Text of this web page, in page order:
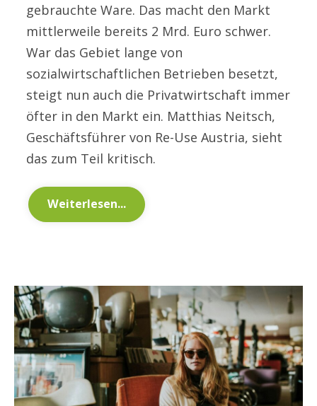
gebrauchte Ware. Das macht den Markt
mittlerweile bereits 2 Mrd. Euro schwer.
War das Gebiet lange von
sozialwirtschaftlichen Betrieben besetzt,
steigt nun auch die Privatwirtschaft immer
öfter in den Markt ein. Matthias Neitsch,
Geschäftsführer von Re-Use Austria, sieht
das zum Teil kritisch.
Weiterlesen...